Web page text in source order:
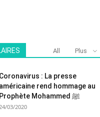
All Plus
Coronavirus : La presse
américaine rend hommage au
Prophète Mohammed ﷺ
03/2020